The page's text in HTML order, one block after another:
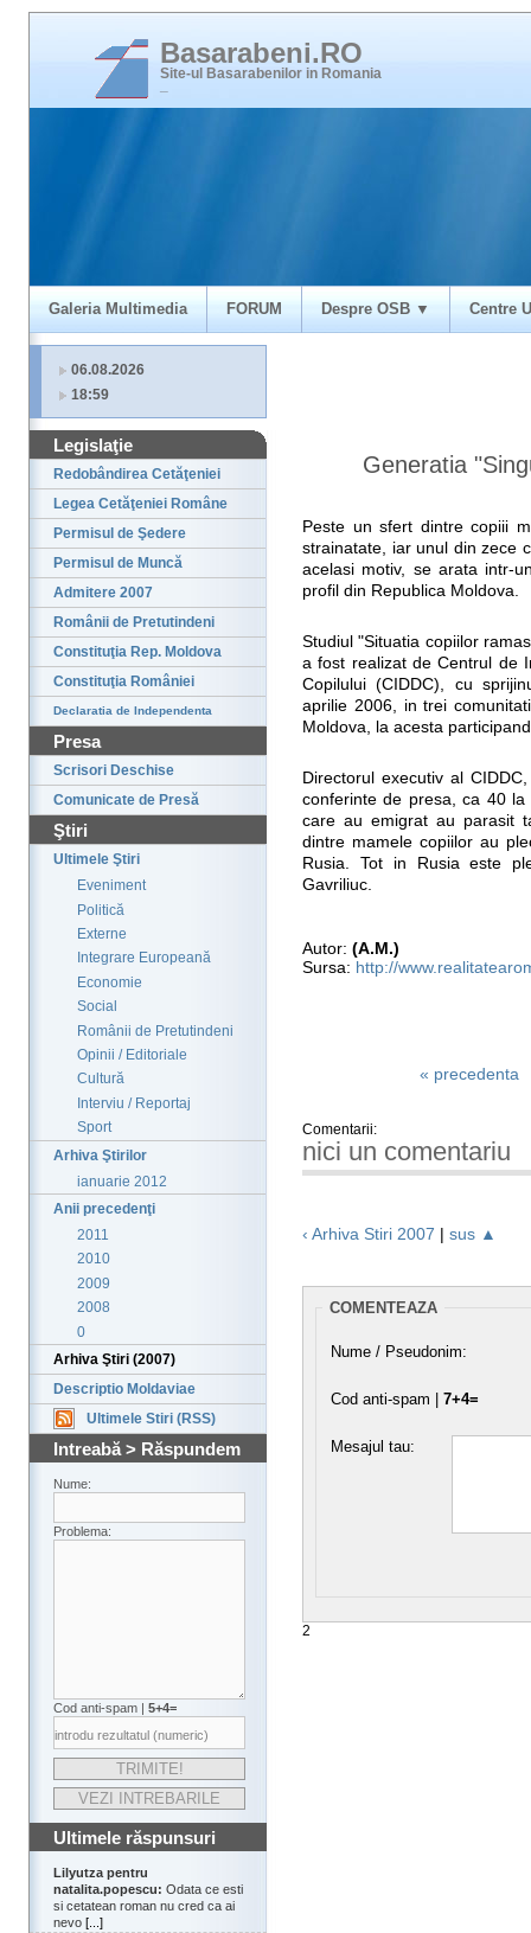
Basarabeni.RO
Site-ul Basarabenilor in Romania
Galeria Multimedia FORUM Despre OSB ▼ Centre
06.08.2026
18:59
Legislaţie
Redobândirea Cetăţeniei
Legea Cetăţeniei Române
Permisul de Şedere
Permisul de Muncă
Admitere 2007
Românii de Pretutindeni
Constituţia Rep. Moldova
Constituţia României
Declaratia de Independenta
Presa
Scrisori Deschise
Comunicate de Presă
Ştiri
Ultimele Ştiri
Eveniment
Politică
Externe
Integrare Europeană
Economie
Social
Românii de Pretutindeni
Opinii / Editoriale
Cultură
Interviu / Reportaj
Sport
Arhiva Ştirilor
ianuarie 2012
Anii precedenţi
2011
2010
2009
2008
0
Arhiva Ştiri (2007)
Descriptio Moldaviae
Ultimele Stiri (RSS)
Intreabă > Răspundem
Nume:
Problema:
Cod anti-spam | 5+4=
Ultimele răspunsuri
Lilyutza pentru
natalita.popescu: Odata ce esti
si cetatean roman nu cred ca ai
nevo [...]
Generatia
Peste un sfert dintre copiii
strainatate, iar unul din zece
acelasi motiv, se arata intr-
profil din Republica Moldova.
Studiul "Situatia copiilor
a fost realizat de Centrul de
Copilului (CIDDC), cu
aprilie 2006, in trei
Moldova, la acesta
Directorul executiv al
conferinte de presa, ca 40
care au emigrat au parasit
dintre mamele copiilor au
Rusia. Tot in Rusia este
Gavriliuc.
Autor: (A.M.)
Sursa: http://
« precedenta
Comentarii:
nici un comentariu
‹ Arhiva Stiri 2007 | sus ▲
COMENTEAZA
Nume / Pseudonim:
Cod anti-spam | 7+4=
Mesajul tau:
2